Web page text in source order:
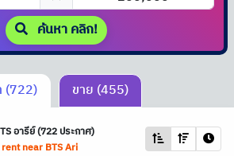
ค้นหา คลิก!
(722) ขาย (455)
อารีย์ (722 ประกาศ)
near BTSAri